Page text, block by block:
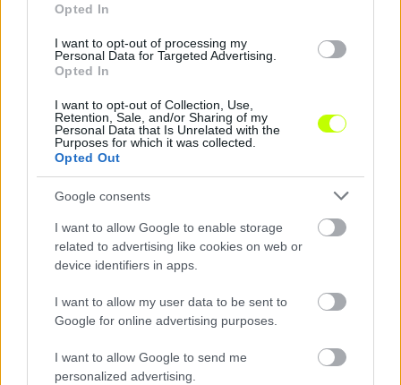
Opted In
I want to opt-out of processing my
Personal Data for Targeted Advertising.
Opted In
I want to opt-out of Collection, Use,
Retention, Sale, and/or Sharing of my
Personal Data that Is Unrelated with the
Purposes for which it was collected.
Opted Out
Google consents
I want to allow Google to enable storage
related to advertising like cookies on web or
device identifiers in apps.
I want to allow my user data to be sent to
Google for online advertising purposes.
I want to allow Google to send me
personalized advertising.
Hatalmas góllal mentettek pontot a Vasas ellen
A Vasas II. vezetett Szegeden, de Rádai újabb bombája
megakadályozta a vendéggyőzelmet.
2026.07.28.
Hírek